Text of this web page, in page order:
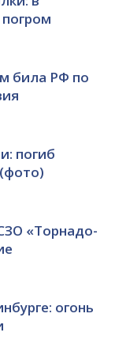
била РФ по
погиб
«Торнадо-
огонь